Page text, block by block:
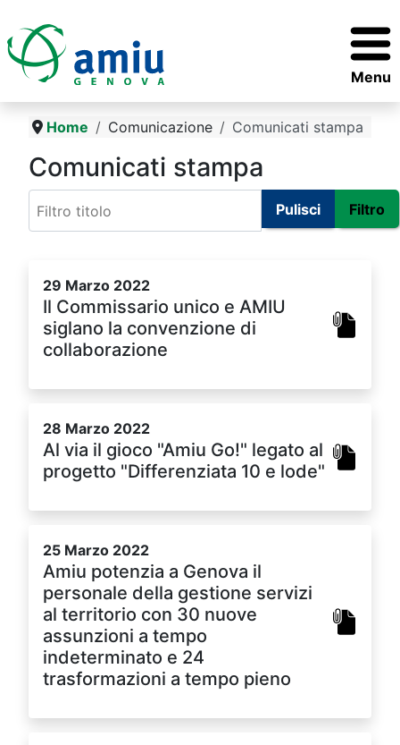
Menu
Home Comunicazione Comunicati stampa
Comunicati stampa
Pulisci Filtro
29 Marzo 2022
Il Commissario unico e AMIU
siglano la convenzione di
collaborazione
28 Marzo 2022
Al via il gioco "Amiu Go!" legato al
progetto "Differenziata 10 e lode"
25 Marzo 2022
Amiu potenzia a Genova il
personale della gestione servizi
al territorio con 30 nuove
assunzioni a tempo
indeterminato e 24
trasformazioni a tempo pieno